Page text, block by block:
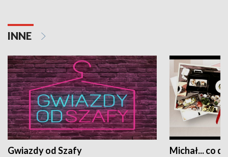
INNE
Gwiazdy od Szafy Michał... co